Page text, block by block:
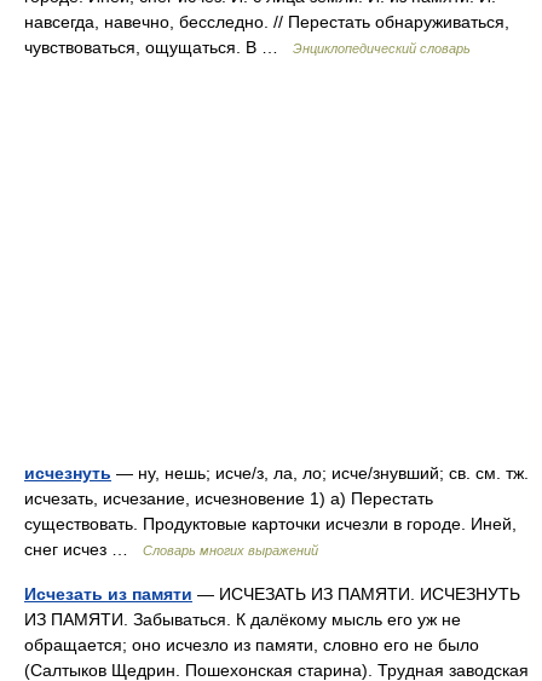
навсегда, навечно, бесследно. // Перестать обнаруживаться,
чувствоваться, ощущаться. В …
Энциклопедический словарь
исчезнуть — ну, нешь; исче/з, ла, ло; исче/знувший; св. см. тж.
исчезать, исчезание, исчезновение 1) а) Перестать
существовать. Продуктовые карточки исчезли в городе. Иней,
снег исчез …
Словарь многих выражений
Исчезать из памяти — ИСЧЕЗАТЬ ИЗ ПАМЯТИ. ИСЧЕЗНУТЬ
ИЗ ПАМЯТИ. Забываться. К далёкому мысль его уж не
обращается; оно исчезло из памяти, словно его не было
(Салтыков Щедрин. Пошехонская старина). Трудная заводская